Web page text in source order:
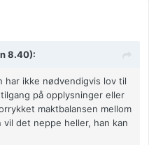
8.40):
har ikke nødvendigvis lov til
på opplysninger eller
maktbalansen mellom
det neppe heller, han kan